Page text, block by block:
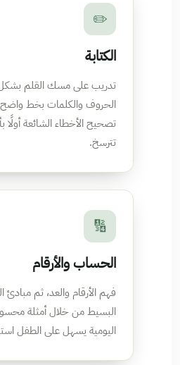
✏️
الكتابة
تدريب على مسك القلم
الحروف والكلمات بخط
تصحيح الأخطاء الشائعة أولًا
تترسخ.
🔢
الحساب والأرقام
فهم الأرقام والعد، ثم مبادئ
البسيط من خلال أمثلة
اليومية يسهل على الطفل